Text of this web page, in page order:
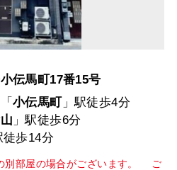
伝馬町17番15号
小伝馬町」駅徒歩4分
」駅徒歩6分
徒歩14分
別部屋の場合がございます。 ご